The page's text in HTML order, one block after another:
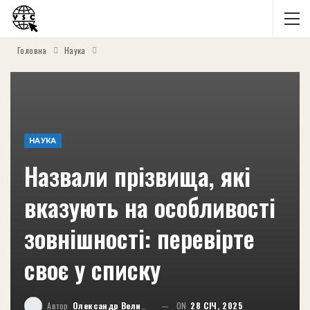
Головна Наука
НАУКА
Назвали прізвища, які
вказують на особливості
зовнішності: перевірте
своє у списку
Автор Олександр Великий ON 28 СІЧ, 2025